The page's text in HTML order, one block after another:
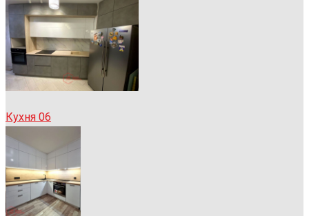
Кухня 06